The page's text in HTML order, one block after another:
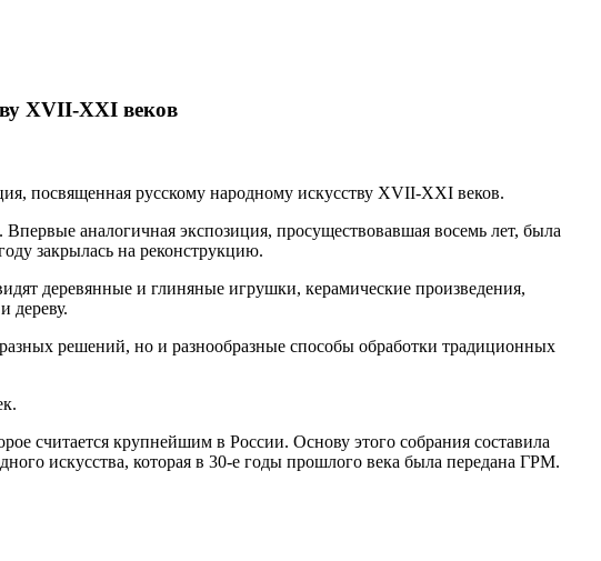
XVII-XXI веков
посвященная русскому народному искусству XVII-XXI веков.
аналогичная экспозиция, просуществовавшая восемь лет, была
закрылась на реконструкцию.
деревянные и глиняные игрушки, керамические произведения,
дереву.
решений, но и разнообразные способы обработки традиционных
считается крупнейшим в России. Основу этого собрания составила
искусства, которая в 30-е годы прошлого века была передана ГРМ.